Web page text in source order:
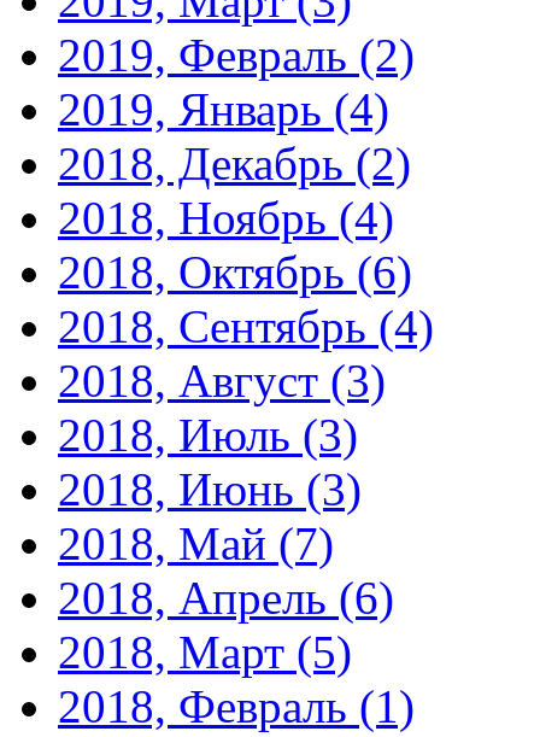
2019, Февраль (2)
2019, Январь (4)
2018, Декабрь (2)
2018, Ноябрь (4)
2018, Октябрь (6)
2018, Сентябрь (4)
2018, Август (3)
2018, Июль (3)
2018, Июнь (3)
2018, Май (7)
2018, Апрель (6)
2018, Март (5)
2018, Февраль (1)